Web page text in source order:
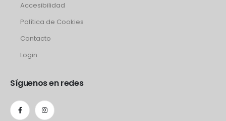
Accesibilidad
Política de Cookies
Contacto
Login
Síguenos en redes